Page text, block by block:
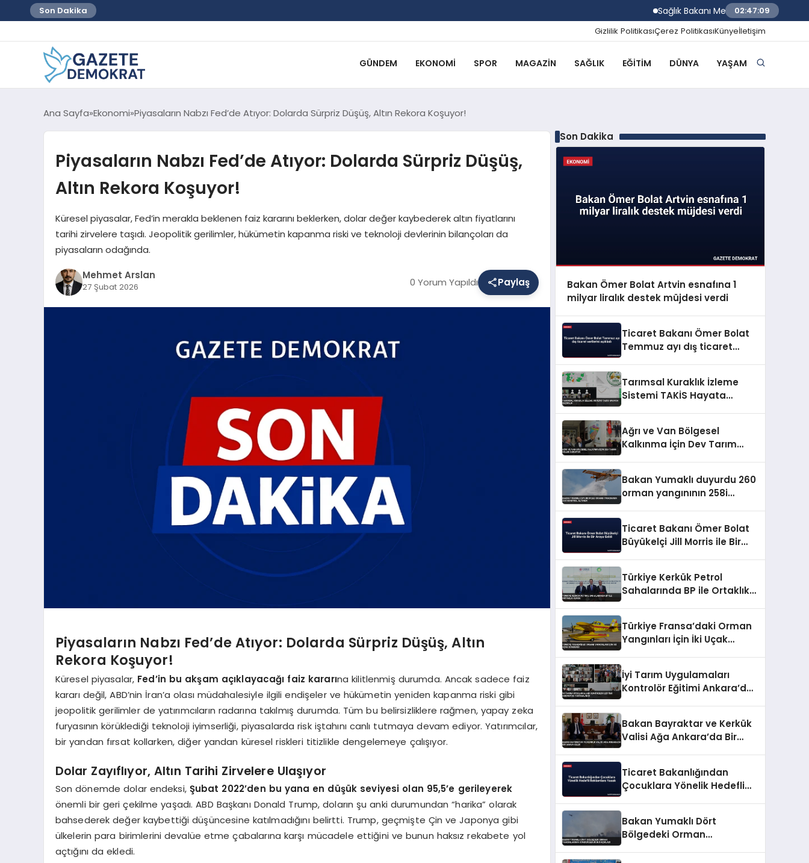
Son Dakika Sağlık Bakanı Memişoğlu İzmir Biyotıp
02:47:10
Gizlilik PolitikasıÇerez PolitikasıKünyeİletişim
GÜNDEM EKONOMI SPOR MAGAZIN SAĞLIK EĞITIM DÜNYA YAŞAM
Ana Sayfa Ekonomi Piyasaların Nabzı Fed’de Atıyor: Dolarda Sürpriz Düşüş, Altın Rekora Koşuyor!
Piyasaların Nabzı Fed’de Atıyor: Dolarda Sürpriz Düşüş,
Altın Rekora Koşuyor!
Küresel piyasalar, Fed’in merakla beklenen faiz kararını beklerken, dolar değer kaybederek altın fiyatlarını
tarihi zirvelere taşıdı. Jeopolitik gerilimler, hükümetin kapanma riski ve teknoloji devlerinin bilançoları da
piyasaların odağında.
Mehmet Arslan
27 Şubat 2026 0 Yorum Yapıldı Paylaş
Piyasaların Nabzı Fed’de Atıyor: Dolarda Sürpriz Düşüş, Altın
Rekora Koşuyor!
Küresel piyasalar, Fed’in bu akşam açıklayacağı faiz kararına kilitlenmiş durumda. Ancak sadece faiz
kararı değil, ABD’nin İran’a olası müdahalesiyle ilgili endişeler ve hükümetin yeniden kapanma riski gibi
jeopolitik gerilimler de yatırımcıların radarına takılmış durumda. Tüm bu belirsizliklere rağmen, yapay zeka
furyasının körüklediği teknoloji iyimserliği, piyasalarda risk iştahını canlı tutmaya devam ediyor. Yatırımcılar,
bir yandan fırsat kollarken, diğer yandan küresel riskleri titizlikle dengelemeye çalışıyor.
Dolar Zayıflıyor, Altın Tarihi Zirvelere Ulaşıyor
Son dönemde dolar endeksi, Şubat 2022’den bu yana en düşük seviyesi olan 95,5’e gerileyerek
önemli bir geri çekilme yaşadı. ABD Başkanı Donald Trump, doların şu anki durumundan “harika” olarak
bahsederek değer kaybettiği düşüncesine katılmadığını belirtti. Trump, geçmişte Çin ve Japonya gibi
ülkelerin para birimlerini devalüe etme çabalarına karşı mücadele ettiğini ve bunun haksız rekabete yol
açtığını da ekledi.
Son Dakika
Bakan Ömer Bolat Artvin esnafına 1
milyar liralık destek müjdesi verdi
Ticaret Bakanı Ömer Bolat
Temmuz ayı dış ticaret
Tarımsal Kuraklık İzleme
Sistemi TAKİS Hayata
Ağrı ve Van Bölgesel
Kalkınma İçin Dev Tarım
Bakan Yumaklı duyurdu 260
orman yangınının 258i
Ticaret Bakanı Ömer Bolat
Büyükelçi Jill Morris ile Bir
Türkiye Kerkük Petrol
Sahalarında BP ile Ortaklık
Türkiye Fransa’daki Orman
Yangınları İçin İki Uçak
İyi Tarım Uygulamaları
Kontrolör Eğitimi Ankara’da
Bakan Bayraktar ve Kerkük
Valisi Ağa Ankara’da Bir
Ticaret Bakanlığından
Çocuklara Yönelik Hedefli
Bakan Yumaklı Dört
Bölgedeki Orman